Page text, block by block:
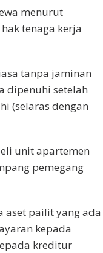
menurut
tenaga kerja
tanpa jaminan
dipenuhi setelah
(selaras dengan
unit apartemen
pemegang
aset pailit yang ada
kepada
kreditur